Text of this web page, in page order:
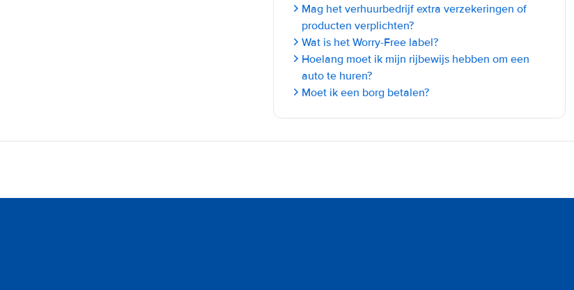
Mag het verhuurbedrijf extra verzekeringen of
producten verplichten?
Wat is het Worry-Free label?
Hoelang moet ik mijn rijbewijs hebben om een
auto te huren?
Moet ik een borg betalen?